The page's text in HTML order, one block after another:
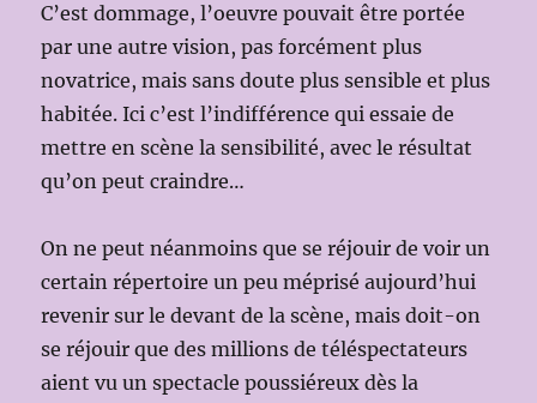
C’est dommage, l’oeuvre pouvait être portée
par une autre vision, pas forcément plus
novatrice, mais sans doute plus sensible et plus
habitée. Ici c’est l’indifférence qui essaie de
mettre en scène la sensibilité, avec le résultat
qu’on peut craindre…
On ne peut néanmoins que se réjouir de voir un
certain répertoire un peu méprisé aujourd’hui
revenir sur le devant de la scène, mais doit-on
se réjouir que des millions de téléspectateurs
aient vu un spectacle poussiéreux dès la